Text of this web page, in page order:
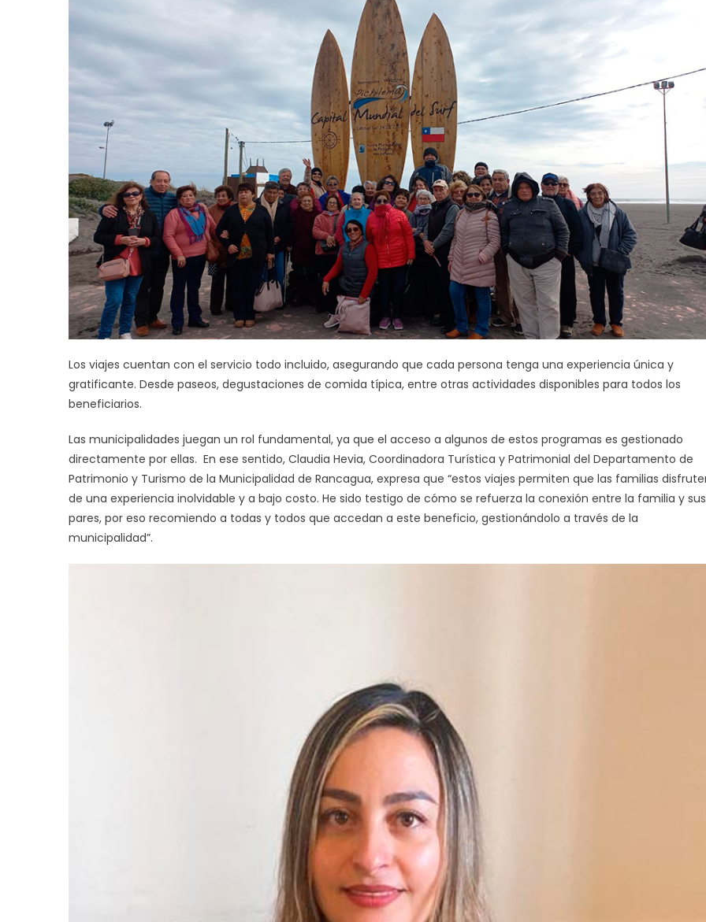
Los viajes cuentan con el servicio todo incluido, asegurando que cada persona tenga una experiencia única y
gratificante. Desde paseos, degustaciones de comida típica, entre otras actividades disponibles para todos los
beneficiarios.
Las municipalidades juegan un rol fundamental, ya que el acceso a algunos de estos programas es gestionado
directamente por ellas. En ese sentido, Claudia Hevia, Coordinadora Turística y Patrimonial del Departamento de
Patrimonio y Turismo de la Municipalidad de Rancagua, expresa que “estos viajes permiten que las familias
de una experiencia inolvidable y a bajo costo. He sido testigo de cómo se refuerza la conexión entre la familia y sus
pares, por eso recomiendo a todas y todos que accedan a este beneficio, gestionándolo a través de la
municipalidad”.